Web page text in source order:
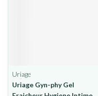
Uriage
Uriage Gyn-phy Gel